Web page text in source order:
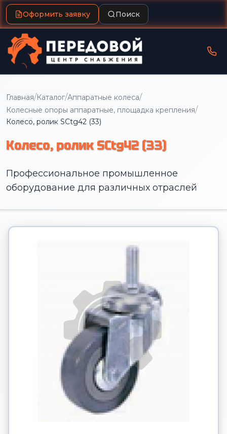
Оформить заявку Поиск
Главная/Каталог/Аппаратные колеса/
Колесные опоры аппаратные, площадка крепления/
Колесо, ролик SCtg42 (33)
Колесо, ролик SCtg42 (33)
Профессиональное промышленное
оборудование для различных отраслей